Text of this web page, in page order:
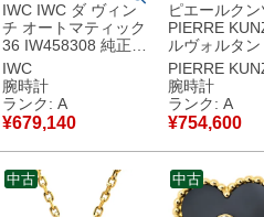
IWC IWC ダ ヴィン
チ オートマティック
36 IW458308 純正ダ
イヤ シルバー アラビ
ア デイト メンズ 腕
時計自動巻き シルバ
ー 【中古】中古美品
IWC
腕時計
ランク: A
¥679,140
ピエールクン
PIERRE
ルヴォルタン
ログラード セ
N018SVR ブ
スモールセコ
ンズ 腕時計自
ブラック 【中
古美品
PIERRE
腕時計
ランク: A
¥754,600
中古 中古